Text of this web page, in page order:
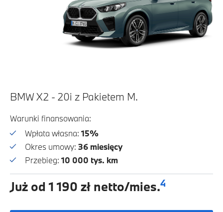
BMW X2 - 20i z Pakietem M.
Warunki finansowania:
Wpłata własna: 15%
Okres umowy: 36 miesięcy
Przebieg: 10 000 tys. km
Już od 1 190 zł netto/mies.4